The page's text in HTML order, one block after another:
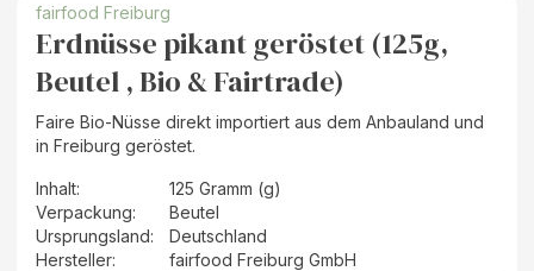
fairfood Freiburg
Erdnüsse pikant geröstet (125g,
Beutel , Bio & Fairtrade)
Faire Bio-Nüsse direkt importiert aus dem Anbauland und
in Freiburg geröstet.
Inhalt:
125 Gramm (g)
Verpackung:
Beutel
Ursprungsland:
Deutschland
Hersteller: fairfood Freiburg GmbH